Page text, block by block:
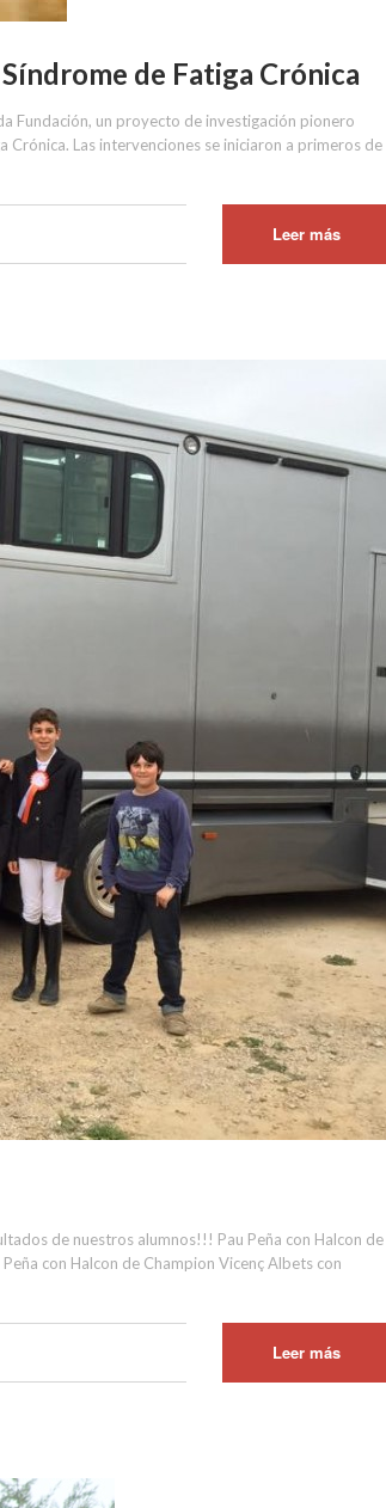
de Fatiga Crónica
Fundación, un proyecto de investigación pionero
Las intervenciones se iniciaron a primeros de
Leer más
de nuestros alumnos!!! Pau Peña con Halcon de
con Halcon de Champion Vicenç Albets con
Leer más